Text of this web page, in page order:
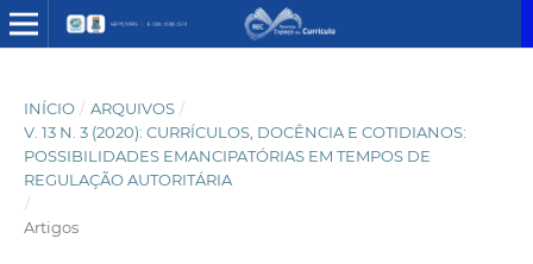
INÍCIO / ARQUIVOS /
V. 13 N. 3 (2020): CURRÍCULOS, DOCÊNCIA E COTIDIANOS:
POSSIBILIDADES EMANCIPATÓRIAS EM TEMPOS DE
REGULAÇÃO AUTORITÁRIA
/
Artigos